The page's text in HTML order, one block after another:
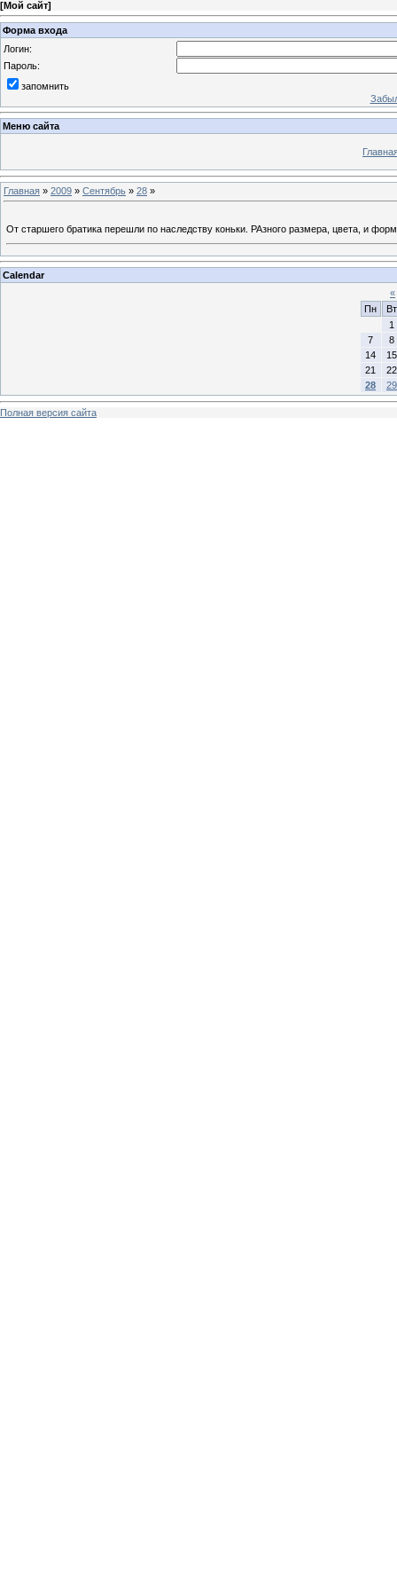
[Мой сайт]
Форма входа
Логин:
Пароль:
запомнить
Меню сайта
Главная » 2009 » Сентябрь » 28 »
От старшего братика перешли по наследству коньки. РАзного размера, цвета, и
Calendar
«
Пн
Вт
1
7
8
14
15
21
22
28
29
Полная версия сайта